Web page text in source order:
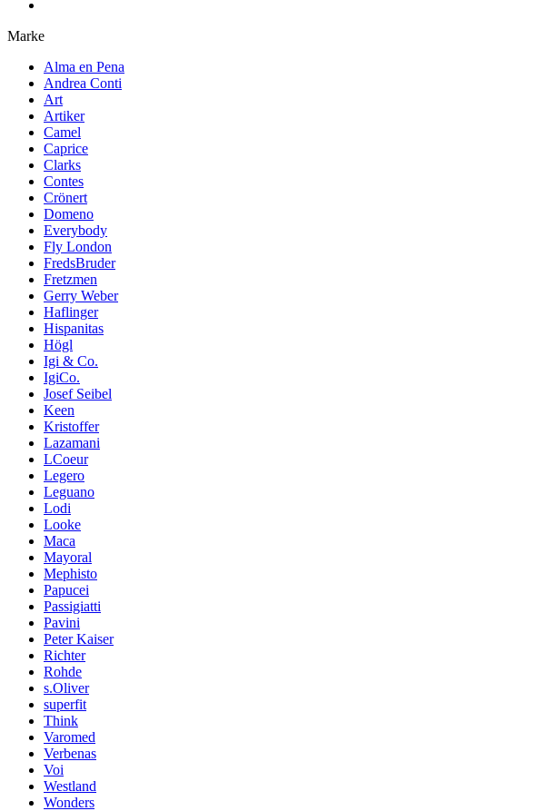
Marke
Alma en Pena
Andrea Conti
Art
Artiker
Camel
Caprice
Clarks
Contes
Crönert
Domeno
Everybody
Fly London
FredsBruder
Fretzmen
Gerry Weber
Haflinger
Hispanitas
Högl
Igi & Co.
IgiCo.
Josef Seibel
Keen
Kristoffer
Lazamani
LCoeur
Legero
Leguano
Lodi
Looke
Maca
Mayoral
Mephisto
Papucei
Passigiatti
Pavini
Peter Kaiser
Richter
Rohde
s.Oliver
superfit
Think
Varomed
Verbenas
Voi
Westland
Wonders